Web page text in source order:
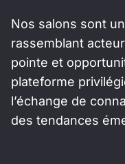
Nos salons sont
rassemblant
pointe et
plateforme
l’échange de
des tendances